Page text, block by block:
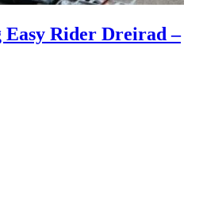
Rider Dreirad –